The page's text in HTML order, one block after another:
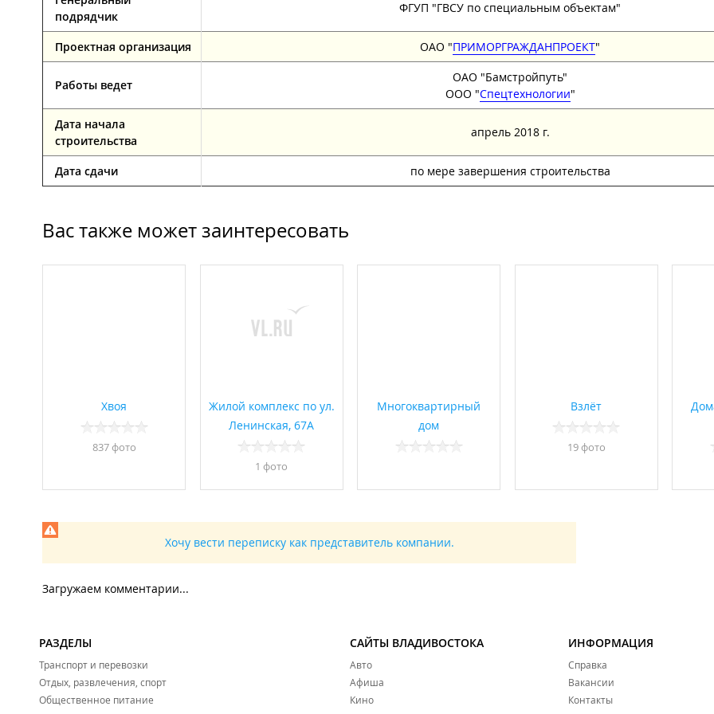
Февраль 2024
Январь 2024
Октябрь 2023
подрядчик
ФГУП "ГВСУ по специальным объектам"
Проектная организация ОАО "ПРИМОРГРАЖДАНПРОЕКТ"
Работы ведет
ОАО "Бамстройпуть"
ООО "Спецтехнологии"
Дата начала
строительства
апрель 2018 г.
Дата сдачи по мере завершения строительства
Вас также может заинтересовать
Хвоя
837 фото
Жилой комплекс по ул.
Ленинская, 67А
1 фото
Многоквартирный
дом
Взлёт
19 фото
Хочу вести переписку как представитель компании.
Загружаем комментарии...
РАЗДЕЛЫ
Транспорт и перевозки
Отдых, развлечения, спорт
Общественное питание
САЙТЫ ВЛАДИВОСТОКА
Авто
Афиша
Кино
ИНФОРМАЦИЯ
Справка
Вакансии
Контакты